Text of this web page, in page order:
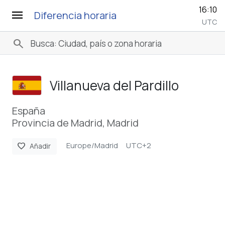
menu Diferencia horaria 16:10
UTC
search
Villanueva del Pardillo
España
Provincia de Madrid, Madrid
favorite Añadir Europe/Madrid UTC+2